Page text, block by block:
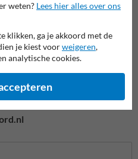
weten? Lees hier alles over ons
klikken, ga je akkoord met de
je kiest voorweigeren,
analytische cookies.